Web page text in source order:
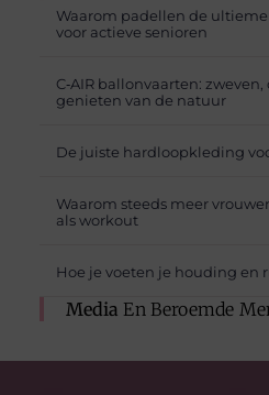
Waarom padellen de
voor actieve senioren
C‑AIR ballonvaarten:
genieten van de natuur
De juiste hardloopkleding
Waarom steeds meer
als workout
Hoe je voeten je houding en
Media En Beroemde